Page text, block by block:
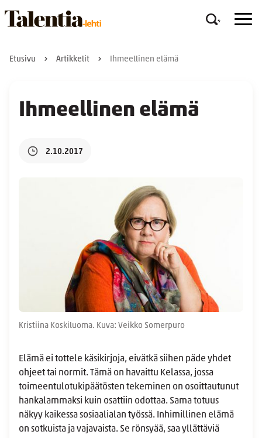
Etusivu Artikkelit Ihmeellinen elämä
Ihmeellinen elämä
2.10.2017
Kristiina Koskiluoma. Kuva: Veikko Somerpuro
Elämä ei tottele käsikirjoja, eivätkä siihen päde yhdet
ohjeet tai normit. Tämä on havaittu Kelassa, jossa
toimeentulotukipäätösten tekeminen on osoittautunut
hankalammaksi kuin osattiin odottaa. Sama totuus
näkyy kaikessa sosiaalialan työssä. Inhimillinen elämä
on sotkuista ja vajavaista. Se rönsyää, saa yllättäviä